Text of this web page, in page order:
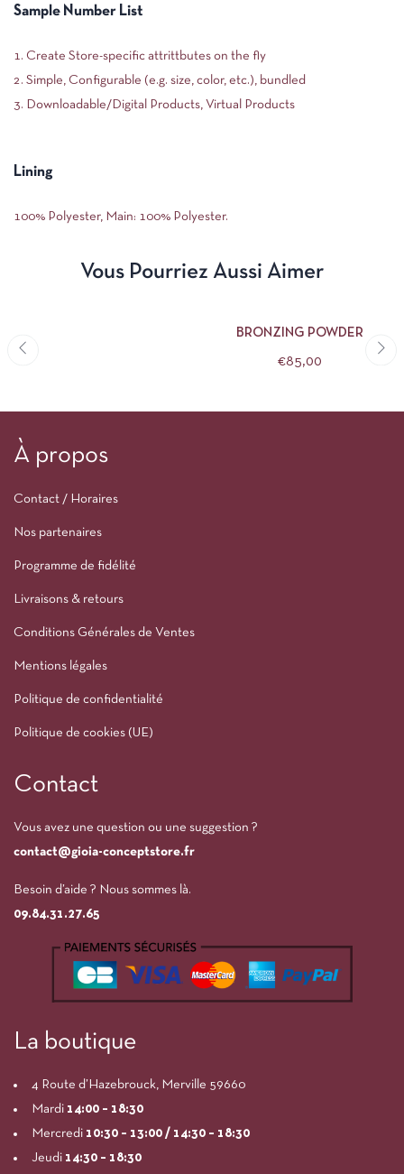
Sample Number List
Create Store-specific attrittbutes on the fly
Simple, Configurable (e.g. size, color, etc.), bundled
Downloadable/Digital Products, Virtual Products
Lining
100% Polyester, Main: 100% Polyester.
Vous Pourriez Aussi Aimer
BRONZING POWDER
€85,00
À propos
Contact / Horaires
Nos partenaires
Programme de fidélité
Livraisons & retours
Conditions Générales de Ventes
Mentions légales
Politique de confidentialité
Politique de cookies (UE)
Contact
Vous avez une question ou une suggestion ?
contact@gioia-conceptstore.fr
Besoin d’aide ? Nous sommes là.
09.84.31.27.65
La boutique
4 Route d’Hazebrouck, Merville 59660
Mardi 14:00 – 18:30
Mercredi 10:30 – 13:00 / 14:30 – 18:30
Jeudi 14:30 – 18:30